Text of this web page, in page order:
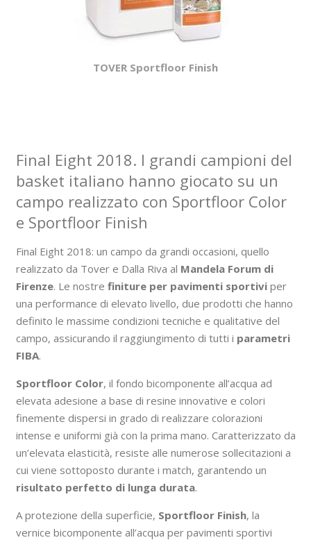
TOVER Sportfloor Finish
Final Eight 2018. I grandi campioni del
basket italiano hanno giocato su un
campo realizzato con Sportfloor Color
e Sportfloor Finish
Final Eight 2018: un campo da grandi occasioni, quello
realizzato da Tover e Dalla Riva al Mandela Forum di
Firenze. Le nostre finiture per pavimenti sportiviper
una performance di elevato livello, due prodotti che hanno
definito le massime condizioni tecniche e qualitative del
campo, assicurando il raggiungimento di tutti i parametri
FIBA.
Sportfloor Color, il fondo bicomponente all’acqua ad
elevata adesione a base di resine innovative e colori
finemente dispersi in grado di realizzare colorazioni
intense e uniformi già con la prima mano. Caratterizzato da
un’elevata elasticità, resiste alle numerose sollecitazioni a
cui viene sottoposto durante i match, garantendo un
risultato perfetto di lunga durata.
A protezione della superficie, Sportfloor Finish, la
vernice bicomponente all’acqua per pavimenti sportivi